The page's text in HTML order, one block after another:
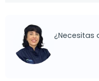
¿Necesitas